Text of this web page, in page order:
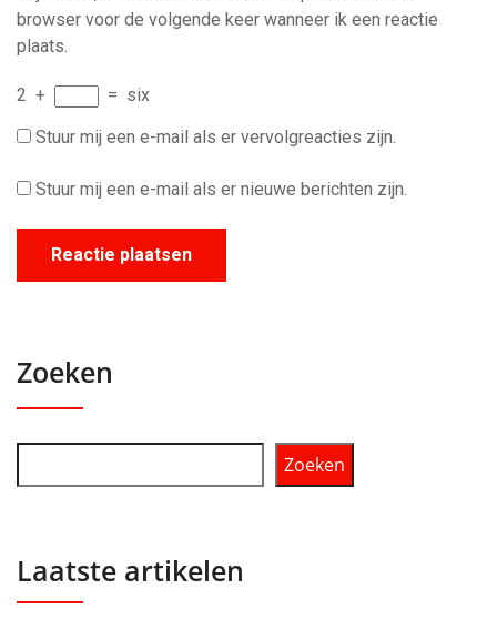
browser voor de volgende keer wanneer ik een reactie
plaats.
2 + = six
Stuur mij een e-mail als er vervolgreacties zijn.
Stuur mij een e-mail als er nieuwe berichten zijn.
Zoeken
Zoeken
Laatste artikelen